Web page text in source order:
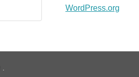
WordPress.org
.